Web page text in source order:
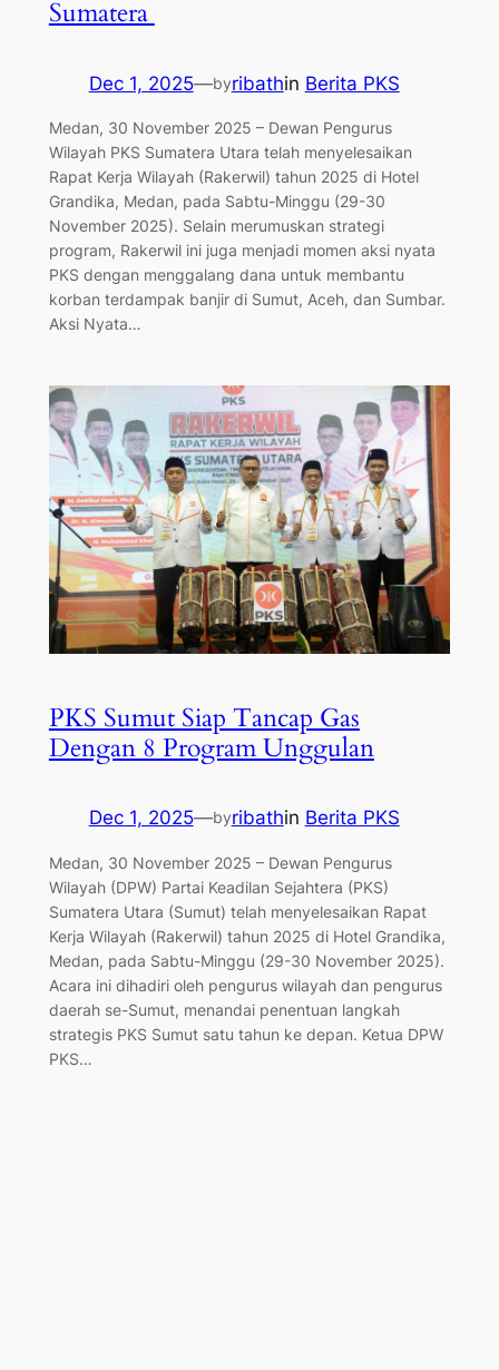
Sumatera
Dec 1, 2025—byribathin Berita PKS
Medan, 30 November 2025 – Dewan Pengurus
Wilayah PKS Sumatera Utara telah menyelesaikan
Rapat Kerja Wilayah (Rakerwil) tahun 2025 di Hotel
Grandika, Medan, pada Sabtu-Minggu (29-30
November 2025). Selain merumuskan strategi
program, Rakerwil ini juga menjadi momen aksi nyata
PKS dengan menggalang dana untuk membantu
korban terdampak banjir di Sumut, Aceh, dan Sumbar.
Aksi Nyata…
PKS Sumut Siap Tancap Gas
Dengan 8 Program Unggulan
Dec 1, 2025—byribathin Berita PKS
Medan, 30 November 2025 – Dewan Pengurus
Wilayah (DPW) Partai Keadilan Sejahtera (PKS)
Sumatera Utara (Sumut) telah menyelesaikan Rapat
Kerja Wilayah (Rakerwil) tahun 2025 di Hotel Grandika,
Medan, pada Sabtu-Minggu (29-30 November 2025).
Acara ini dihadiri oleh pengurus wilayah dan pengurus
daerah se-Sumut, menandai penentuan langkah
strategis PKS Sumut satu tahun ke depan. Ketua DPW
PKS…